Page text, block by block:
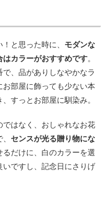
と思った時に、 モダンな
カラーがおすすめです。
、品がありしなやかなラ
部屋に飾っても少ない本
すっとお部屋に馴染み。
はなく、おしゃれなお花
センスが光る贈り物にな
るだけに、白のカラーを選
いですし、記念日にさりげ